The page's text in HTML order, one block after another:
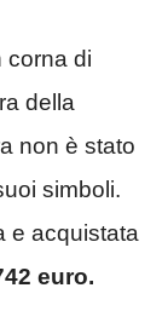
corna di
della
non è stato
simboli.
e acquistata
euro.